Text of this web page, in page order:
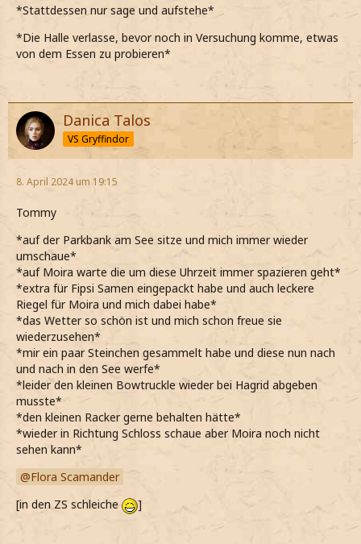
*Stattdessen nur sage und aufstehe*
*Die Halle verlasse, bevor noch in Versuchung komme, etwas
von dem Essen zu probieren*
Danica Talos
VS Gryffindor
8. April 2024 um 19:15
Tommy
*auf der Parkbank am See sitze und mich immer wieder
umschaue*
*auf Moira warte die um diese Uhrzeit immer spazieren geht*
*extra für Fipsi Samen eingepackt habe und auch leckere
Riegel für Moira und mich dabei habe*
*das Wetter so schön ist und mich schon freue sie
wiederzusehen*
*mir ein paar Steinchen gesammelt habe und diese nun nach
und nach in den See werfe*
*leider den kleinen Bowtruckle wieder bei Hagrid abgeben
musste*
*den kleinen Racker gerne behalten hätte*
*wieder in Richtung Schloss schaue aber Moira noch nicht
sehen kann*
Flora Scamander
[in den ZS schleiche
]